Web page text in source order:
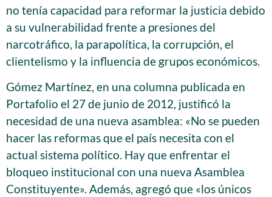
no tenía capacidad para reformar la justicia debido
a su vulnerabilidad frente a presiones del
narcotráfico, la parapolítica, la corrupción, el
clientelismo y la influencia de grupos económicos.
Gómez Martínez, en una columna publicada en
Portafolio el 27 de junio de 2012, justificó la
necesidad de una nueva asamblea: «No se pueden
hacer las reformas que el país necesita con el
actual sistema político. Hay que enfrentar el
bloqueo institucional con una nueva Asamblea
Constituyente». Además, agregó que «los únicos